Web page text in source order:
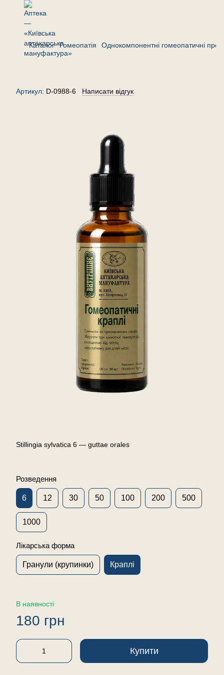
Каталог Гомеопатія Однокомпонентні гомеопатичні
Стілінгія сильватика 6 — краплі
Артикул: D-0988-6 Написати відгук
Stillingia sylvatica 6 — guttae orales
Розведення
6 12 30 50 100 200 500
1000
Лікарська форма
Гранули (крупинки) Краплі
В наявності
180 грн
Купити